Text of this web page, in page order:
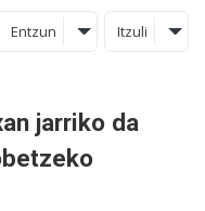
Entzun Itzuli
jarriko da